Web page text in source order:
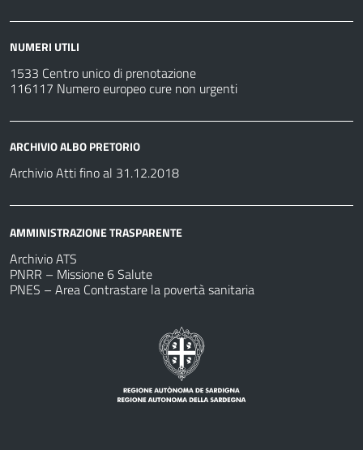
NUMERI UTILI
1533 Centro unico di prenotazione
116117 Numero europeo cure non urgenti
ARCHIVIO ALBO PRETORIO
Archivio Atti fino al 31.12.2018
AMMINISTRAZIONE TRASPARENTE
Archivio ATS
PNRR – Missione 6 Salute
PNES – Area Contrastare la povertà sanitaria